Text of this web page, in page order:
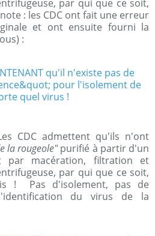
par qui que ce soit,
: les CDC ont fait une erreur
et ont ensuite fourni la
:
CDC admettent qu'ils n'ont
la rougeole"purifié à partir d'un
par macération, filtration et
par qui que ce soit,
! Pas d'isolement, pas de
du virus de la